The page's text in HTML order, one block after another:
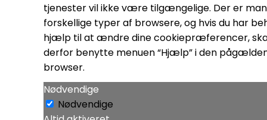
tjenester vil ikke være tilgængelige. Der er
forskellige typer af browsere, og hvis du har
hjælp til at ændre dine cookiepræferencer,
derfor benytte menuen “Hjælp” i den
browser.
Nødvendige
Nødvendige